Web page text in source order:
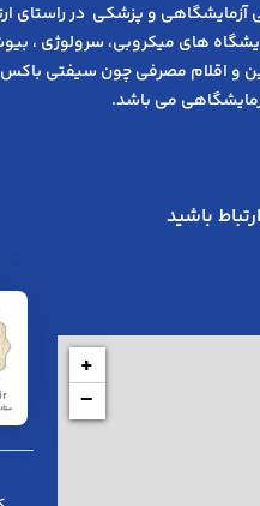
و پزشکی در راﺳﺘﺎی
های میکروبی، ﺳﺮوﻟﻮژی ،
اقلام مصرفی چون سیفتی باکس
می باشد.
باشید
+
−